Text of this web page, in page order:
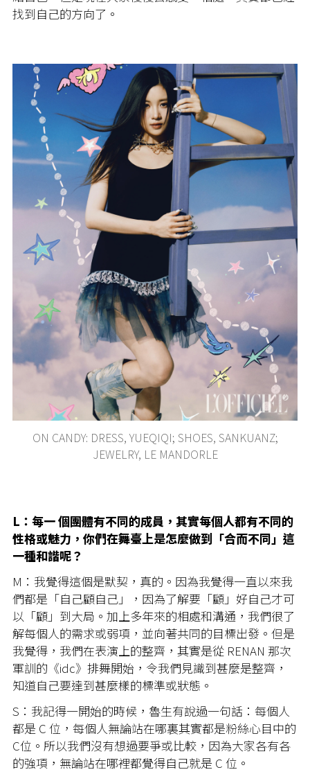
找到自己的方向了。
ON CANDY: DRESS, YUEQIQI; SHOES, SANKUANZ;
JEWELRY, LE MANDORLE
L：每一 個團體有不同的成員，其實每個人都有不同的
性格或魅力，你們在舞臺上是怎麼做到「合而不同」這
一種和諧呢？
M：我覺得這個是默契，真的。因為我覺得一直以來我
們都是「自己顧自己」，因為了解要「顧」好自己才可
以「顧」到大局。加上多年來的相處和溝通，我們很了
解每個人的需求或弱項，並向著共同的目標出發。但是
我覺得，我們在表演上的整齊，其實是從 RENAN 那次
軍訓的《idc》排舞開始，令我們見識到甚麼是整齊，
知道自己要達到甚麼樣的標準或狀態。
S：我記得一開始的時候，魯生有說過一句話：每個人
都是 C 位，每個人無論站在哪裏其實都是粉絲心目中的
C位。所以我們沒有想過要爭或比較，因為大家各有各
的強項，無論站在哪裡都覺得自己就是 C 位。